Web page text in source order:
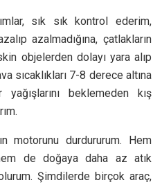
sık sık kontrol ederim,
azalmadığına, çatlakların
objelerden dolayı yara alıp
sıcaklıkları 7-8 derece altına
yağışlarını beklemeden kış
motorunu durdururum. Hem
de doğaya daha az atık
Şimdilerde birçok araç,